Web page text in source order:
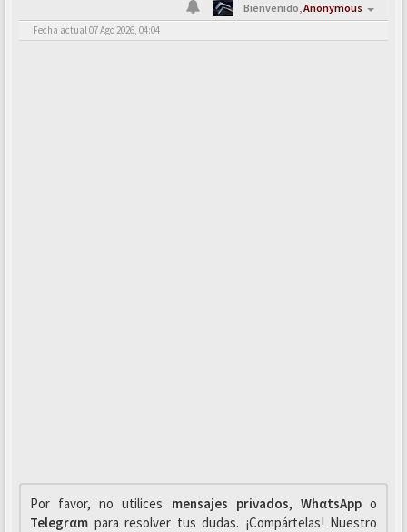
Bienvenido,Anonymous
Fecha actual 07 Ago 2026, 04:04
Por favor, no utilices mensajes privados, WhαtsAppo
Telegrαm para resolver tus dudas. ¡Compártelas! Nuestro